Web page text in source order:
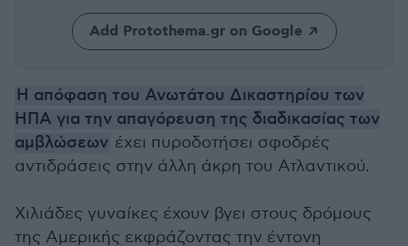
Add Protothema.gr on Google
H απόφαση του Ανωτάτου Δικαστηρίου των
ΗΠΑ για την απαγόρευση της διαδικασίας των
αμβλώσεων έχει πυροδοτήσει σφοδρές
αντιδράσεις στην άλλη άκρη του Ατλαντικού.
Χιλιάδες γυναίκες έχουν βγει στους δρόμους
της Αμερικής εκφράζοντας την έντονη